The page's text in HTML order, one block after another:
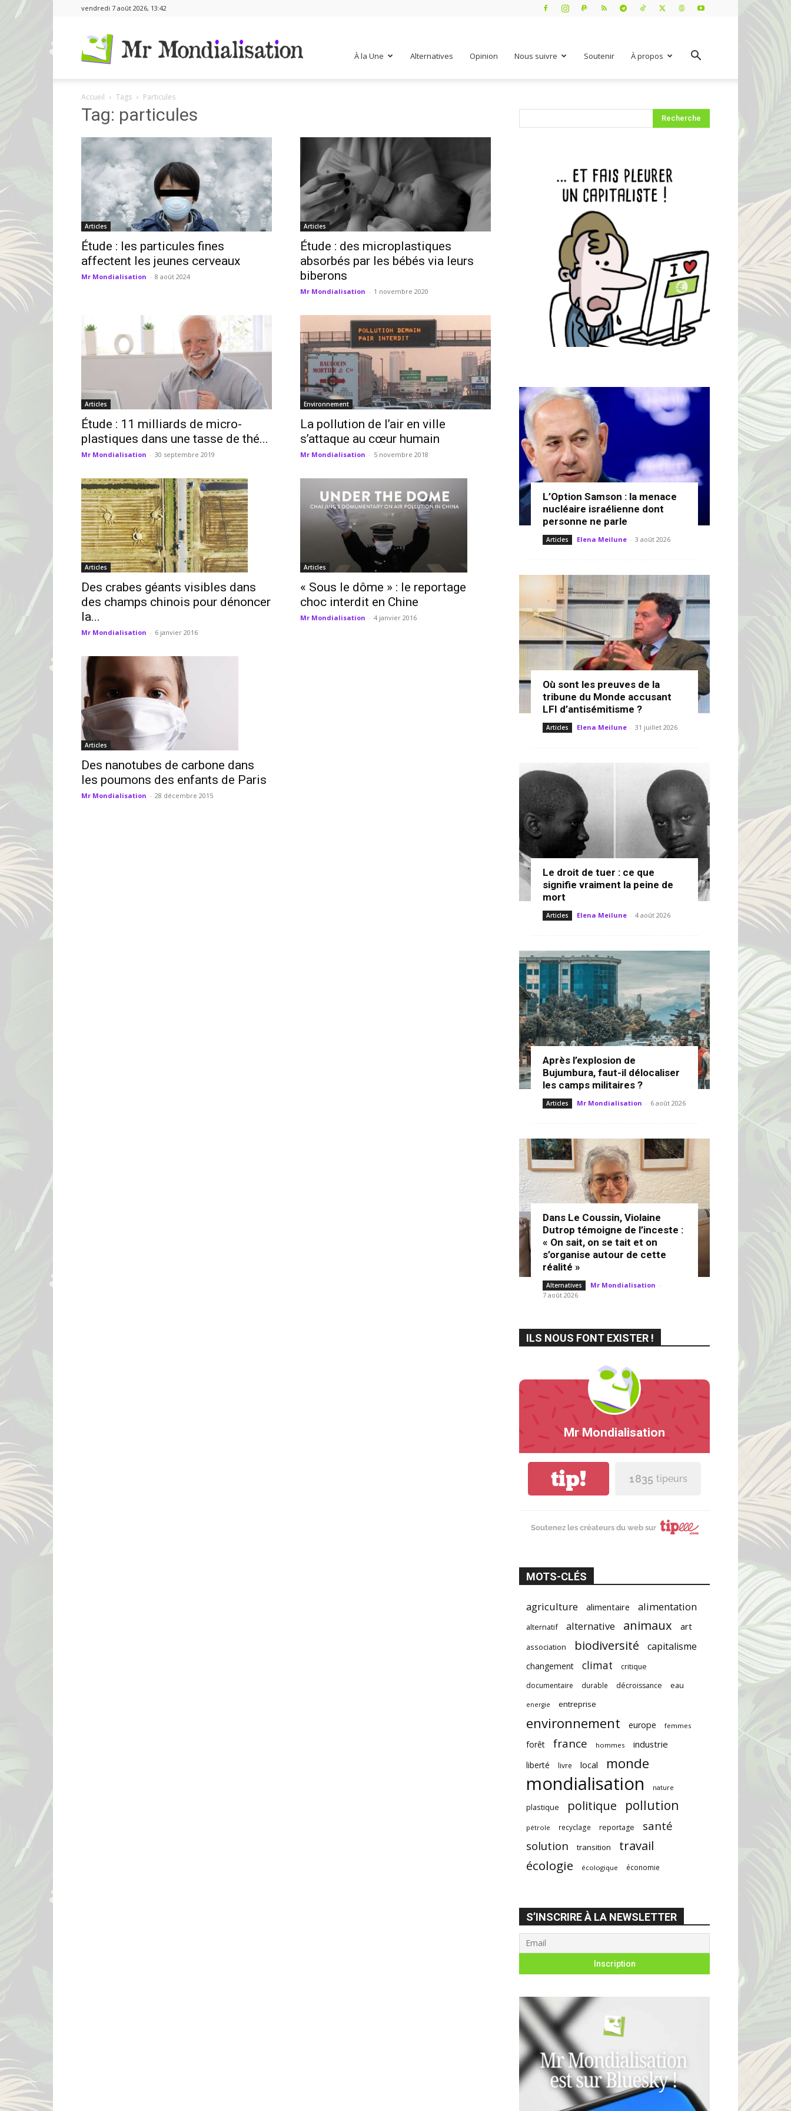
vendredi 7 août 2026, 13:42
À la Une Alternatives Opinion Nous suivre Soutenir À propos
Accueil Tags Particules
Tag: particules
Articles
Étude : les particules fines
affectent les jeunes cerveaux
Mr Mondialisation - 8 août 2024
Articles
Étude : des microplastiques
absorbés par les bébés via leurs
biberons
Mr Mondialisation - 1 novembre 2020
Articles
Étude : 11 milliards de micro-
plastiques dans une tasse de thé...
Mr Mondialisation - 30 septembre 2019
Environnement
La pollution de l’air en ville
s’attaque au cœur humain
Mr Mondialisation - 5 novembre 2018
Articles
Des crabes géants visibles dans
des champs chinois pour dénoncer
la...
Mr Mondialisation - 6 janvier 2016
Articles
« Sous le dôme » : le reportage
choc interdit en Chine
Mr Mondialisation - 4 janvier 2016
Articles
Des nanotubes de carbone dans
les poumons des enfants de Paris
Mr Mondialisation - 28 décembre 2015
L’Option Samson : la menace
nucléaire israélienne dont
personne ne parle
Articles Elena Meilune - 3 août 2026
Où sont les preuves de la
tribune du Monde accusant
LFI d’antisémitisme ?
Articles Elena Meilune - 31 juillet 2026
Le droit de tuer : ce que
signifie vraiment la peine de
mort
Articles Elena Meilune - 4 août 2026
Après l’explosion de
Bujumbura, faut-il délocaliser
les camps militaires ?
Articles Mr Mondialisation - 6 août 2026
Dans Le Coussin, Violaine
Dutrop témoigne de l’inceste :
« On sait, on se tait et on
s’organise autour de cette
réalité »
Alternatives Mr Mondialisation -
7 août 2026
ILS NOUS FONT EXISTER !
Mr Mondialisation
tip! 1 835 tipeurs
Soutenez les créateurs du web sur
MOTS-CLÉS
agriculture alimentaire alimentation
alternatif alternative animaux art
association biodiversité capitalisme
changement climat
critique
documentaire
durable décroissance eau
energie entreprise
environnement europe femmes
forêt france hommes industrie
liberté livre local monde
mondialisation nature
plastique politique pollution
pétrole recyclage reportage
santé
solution
transition
travail
écologie
écologique économie
S’INSCRIRE À LA NEWSLETTER